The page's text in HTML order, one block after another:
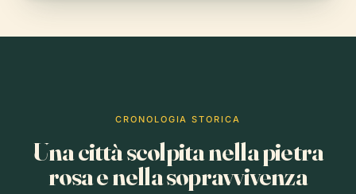
CRONOLOGIA STORICA
Una città scolpita nella pietra
rosa e nella sopravvivenza